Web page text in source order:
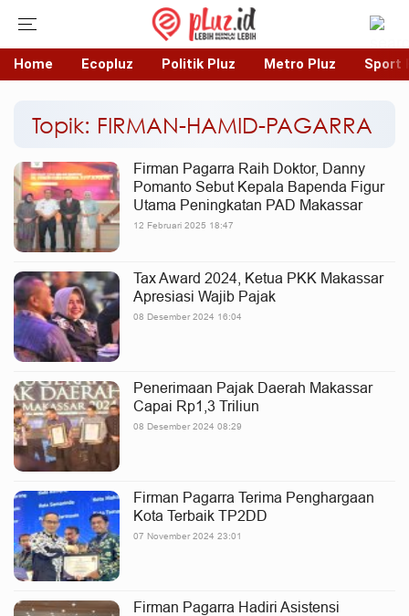
Home Ecopluz Politik Pluz Metro Pluz Sport
Topik: FIRMAN-HAMID-PAGARRA
Firman Pagarra Raih Doktor, Danny
Pomanto Sebut Kepala Bapenda Figur
Utama Peningkatan PAD Makassar
12 Februari 2025 18:47
Tax Award 2024, Ketua PKK Makassar
Apresiasi Wajib Pajak
08 Desember 2024 16:04
Penerimaan Pajak Daerah Makassar
Capai Rp1,3 Triliun
08 Desember 2024 08:29
Firman Pagarra Terima Penghargaan
Kota Terbaik TP2DD
07 November 2024 23:01
Firman Pagarra Hadiri Asistensi